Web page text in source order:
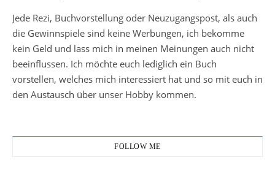
Jede Rezi, Buchvorstellung oder Neuzugangspost, als auch
die Gewinnspiele sind keine Werbungen, ich bekomme
kein Geld und lass mich in meinen Meinungen auch nicht
beeinflussen. Ich möchte euch lediglich ein Buch
vorstellen, welches mich interessiert hat und so mit euch in
den Austausch über unser Hobby kommen.
FOLLOW ME